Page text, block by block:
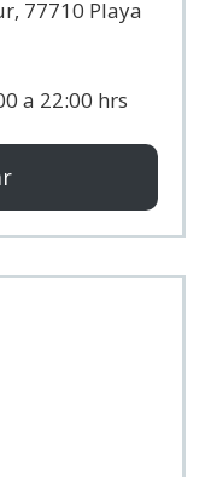
77710 Playa
a 22:00 hrs